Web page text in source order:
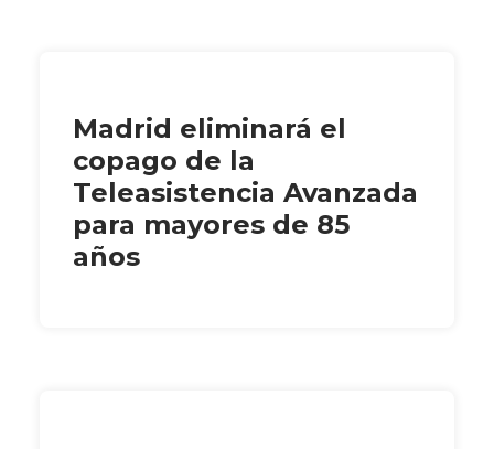
Madrid eliminará el
copago de la
Teleasistencia Avanzada
para mayores de 85
años